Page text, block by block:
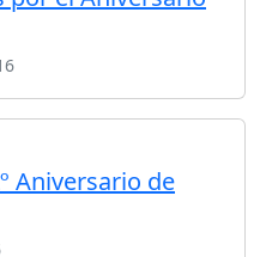
Aniversario de